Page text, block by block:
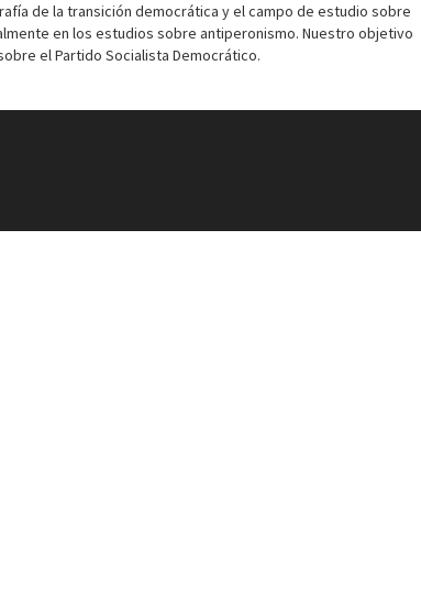
de la transición democrática y el campo de estudio sobre
en los estudios sobre antiperonismo. Nuestro objetivo
el Partido Socialista Democrático.